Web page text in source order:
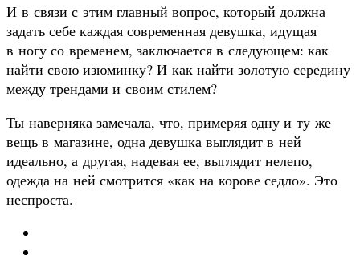
И в связи с этим главный вопрос, который должна
задать себе каждая современная девушка, идущая
в ногу со временем, заключается в следующем: как
найти свою изюминку? И как найти золотую середину
между трендами и своим стилем?
Ты наверняка замечала, что, примеряя одну и ту же
вещь в магазине, одна девушка выглядит в ней
идеально, а другая, надевая ее, выглядит нелепо,
одежда на ней смотрится «как на корове седло». Это
неспроста.